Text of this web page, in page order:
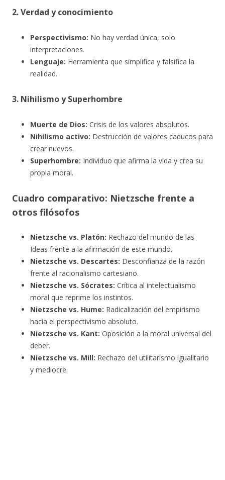
2. Verdad y conocimiento
Perspectivismo: No hay verdad única, solo
interpretaciones.
Lenguaje: Herramienta que simplifica y falsifica la
realidad.
3. Nihilismo y Superhombre
Muerte de Dios: Crisis de los valores absolutos.
Nihilismo activo: Destrucción de valores caducos para
crear nuevos.
Superhombre: Individuo que afirma la vida y crea su
propia moral.
Cuadro comparativo: Nietzsche frente a
otros filósofos
Nietzsche vs. Platón: Rechazo del mundo de las
Ideas frente a la afirmación de este mundo.
Nietzsche vs. Descartes: Desconfianza de la razón
frente al racionalismo cartesiano.
Nietzsche vs. Sócrates: Crítica al intelectualismo
moral que reprime los instintos.
Nietzsche vs. Hume: Radicalización del empirismo
hacia el perspectivismo absoluto.
Nietzsche vs. Kant: Oposición a la moral universal del
deber.
Nietzsche vs. Mill: Rechazo del utilitarismo igualitario
y mediocre.